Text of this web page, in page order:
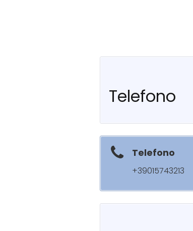
Telefono
Telefono
+39015743213